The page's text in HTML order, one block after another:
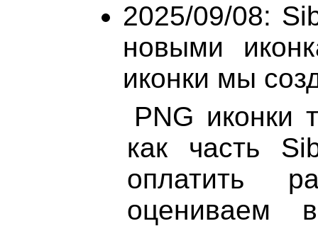
2025/09/08:
новыми
иконки мы
PNG иконки
как часть
оплатить
оцениваем